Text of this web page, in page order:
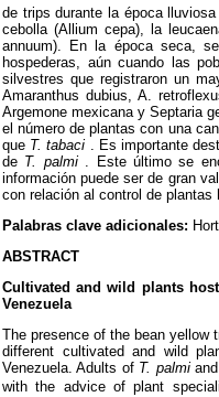
de trips durante la época
cebolla (Allium cepa), la
annuum). En la época seca,
hospederas, aún cuando las
silvestres que registraron un
Amaranthus dubius, A.
Argemone mexicana y Septaria
el número de plantas con una
que T. tabaci . Es importante
de T. palmi
. Este último se
información puede ser de gran
con relación al control de plantas
Palabras clave adicionales:
ABSTRACT
Cultivated and wild plants
Venezuela
The presence of the bean yellow
different cultivated and wild
Venezuela. Adults of T. palmi
with the advice of plant